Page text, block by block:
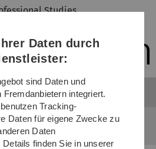
Direkt
Direkt
Direkt
(Sprache,
Drucken,
Media)
Direkt
Direkt
Studies
Daten durch
sind Daten und
integriert.
Tracking-
Daten für eigene Zwecke zu
Daten
finden Sie in unserer